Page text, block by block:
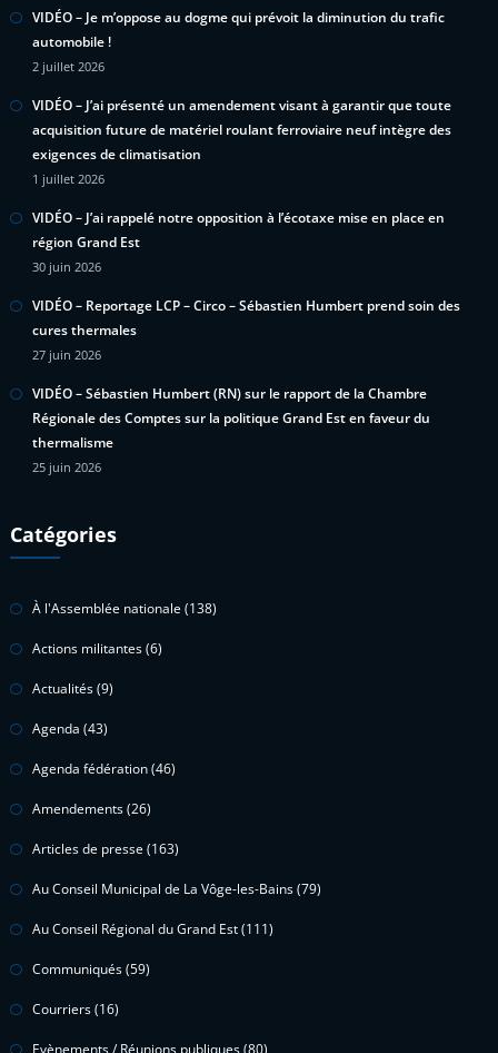
VIDÉO – Je m’oppose au dogme qui prévoit la diminution du trafic
automobile !
2 juillet 2026
VIDÉO – J’ai présenté un amendement visant à garantir que toute
acquisition future de matériel roulant ferroviaire neuf intègre des
exigences de climatisation
1 juillet 2026
VIDÉO – J’ai rappelé notre opposition à l’écotaxe mise en place en
région Grand Est
30 juin 2026
VIDÉO – Reportage LCP – Circo – Sébastien Humbert prend soin des
cures thermales
27 juin 2026
VIDÉO – Sébastien Humbert (RN) sur le rapport de la Chambre
Régionale des Comptes sur la politique Grand Est en faveur du
thermalisme
25 juin 2026
Catégories
À l'Assemblée nationale (138)
Actions militantes(6)
Actualités(9)
Agenda (43)
Agenda fédération(46)
Amendements(26)
Articles de presse (163)
Au Conseil Municipal de La Vôge-les-Bains(79)
Au Conseil Régional du Grand Est(111)
Communiqués(59)
Courriers(16)
Evènements / Réunions publiques(80)